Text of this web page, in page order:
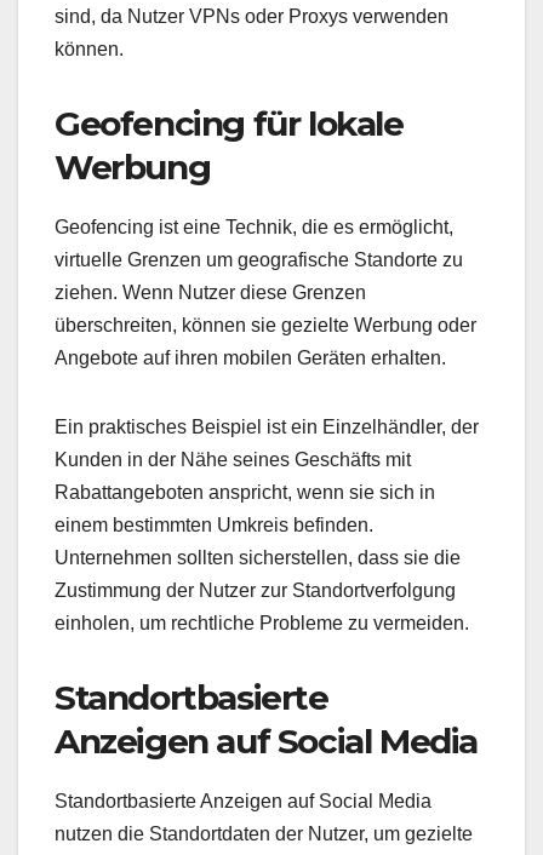
sind, da Nutzer VPNs oder Proxys verwenden
können.
Geofencing für lokale
Werbung
Geofencing ist eine Technik, die es ermöglicht,
virtuelle Grenzen um geografische Standorte zu
ziehen. Wenn Nutzer diese Grenzen
überschreiten, können sie gezielte Werbung oder
Angebote auf ihren mobilen Geräten erhalten.
Ein praktisches Beispiel ist ein Einzelhändler, der
Kunden in der Nähe seines Geschäfts mit
Rabattangeboten anspricht, wenn sie sich in
einem bestimmten Umkreis befinden.
Unternehmen sollten sicherstellen, dass sie die
Zustimmung der Nutzer zur Standortverfolgung
einholen, um rechtliche Probleme zu vermeiden.
Standortbasierte
Anzeigen auf Social Media
Standortbasierte Anzeigen auf Social Media
nutzen die Standortdaten der Nutzer, um gezielte